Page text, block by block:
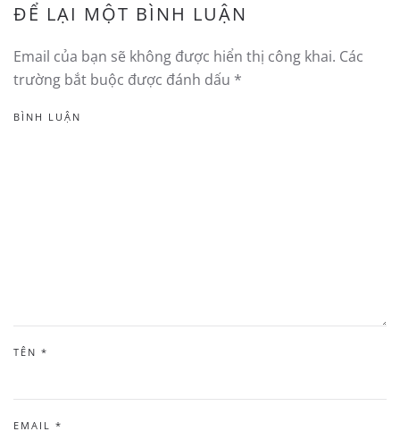
ĐỂ LẠI MỘT BÌNH LUẬN
Email của bạn sẽ không được hiển thị công khai. Các
trường bắt buộc được đánh dấu *
BÌNH LUẬN
TÊN *
EMAIL *